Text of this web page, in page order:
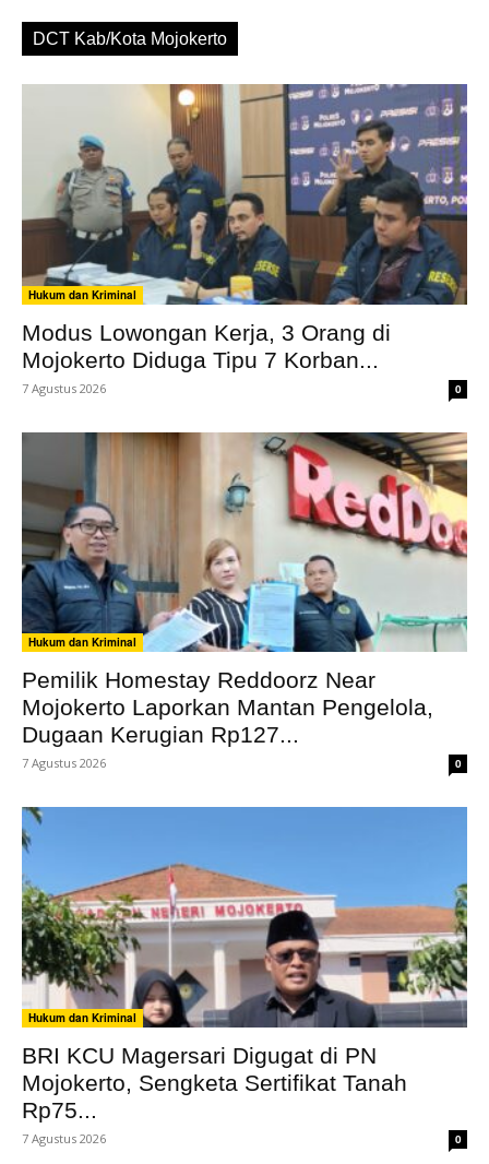
DCT Kab/Kota Mojokerto
Hukum dan Kriminal
Modus Lowongan Kerja, 3 Orang di
Mojokerto Diduga Tipu 7 Korban...
7 Agustus 2026 0
Hukum dan Kriminal
Pemilik Homestay Reddoorz Near
Mojokerto Laporkan Mantan Pengelola,
Dugaan Kerugian Rp127...
7 Agustus 2026 0
Hukum dan Kriminal
BRI KCU Magersari Digugat di PN
Mojokerto, Sengketa Sertifikat Tanah
Rp75...
7 Agustus 2026 0